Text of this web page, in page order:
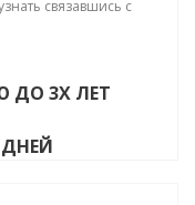
связавшись с
ДО 3Х ЛЕТ
ДНЕЙ